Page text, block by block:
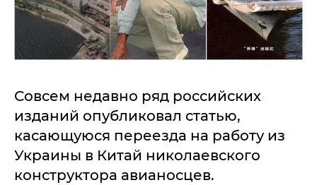
Совсем недавно ряд российских
изданий опубликовал статью,
касающуюся переезда на работу из
Украины в Китай николаевского
конструктора авианосцев.